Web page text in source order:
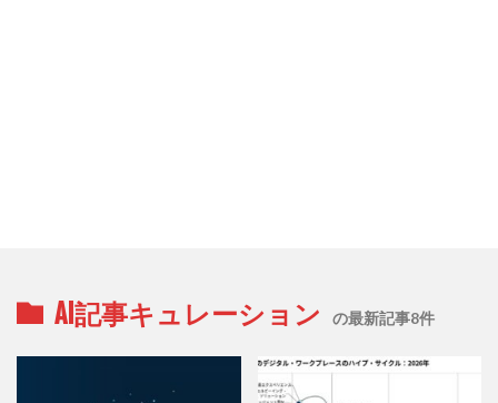
AI記事キュレーション の最新記事8件